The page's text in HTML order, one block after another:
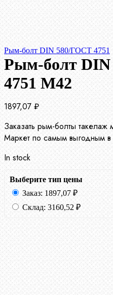
Рым-болт DIN 580/ГОСТ 4751
Рым-болт
4751 М42
1897,07 ₽
Заказать рым-болты
Маркет по самым выгодным
In stock
Выберите тип цены
Заказ: 1897,07 ₽
Склад: 3160,52 ₽